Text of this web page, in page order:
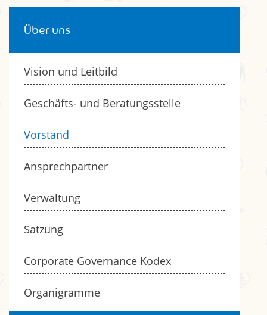
Über uns
Vision und Leitbild
Geschäfts- und Beratungsstelle
Vorstand
Ansprechpartner
Verwaltung
Satzung
Corporate Governance Kodex
Organigramme